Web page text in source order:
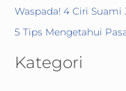
Waspada! 4 Ciri
5 Tips Mengetahui
Kategori